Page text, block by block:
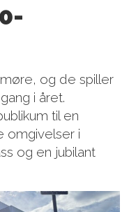
og de spiller
i året.
til en
omgivelser i
og en jubilant